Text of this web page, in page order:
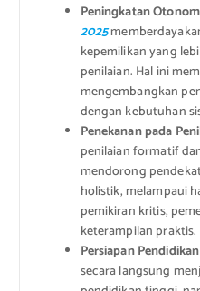
Peningkatan
2025
kepemilikan yang
penilaian. Hal ini
mengembangkan
dengan kebutuhan
Penekanan pada
penilaian formatif
mendorong
holistik, melampaui
pemikiran kritis,
keterampilan praktis.
Persiapan
secara langsung